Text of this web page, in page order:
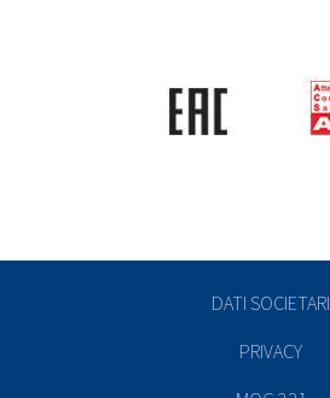
DATI SOCIETARI
PRIVACY